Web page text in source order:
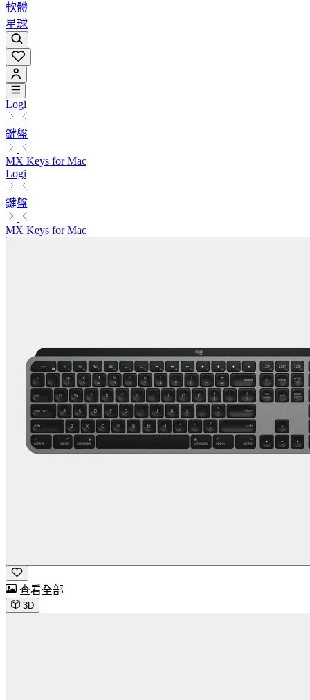
軟體
星球
Logi
鍵盤
MX Keys for Mac
Logi
鍵盤
MX Keys for Mac
查看全部
3D